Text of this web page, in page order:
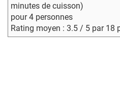
minutes de cuisson)
pour 4 personnes
Rating moyen : 3.5 / 5 par 18